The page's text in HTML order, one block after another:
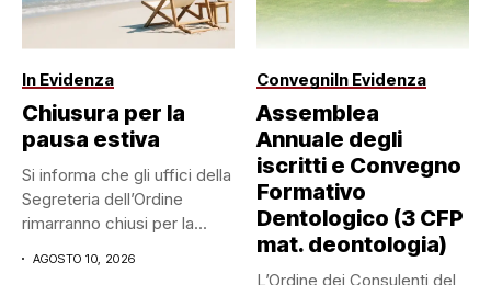
In Evidenza
Chiusura per la
pausa estiva
Si informa che gli uffici della
Segreteria dell’Ordine
rimarranno chiusi per la...
AGOSTO 10, 2026
ConvegniIn Evidenza
Assemblea
Annuale degli
iscritti e Convegno
Formativo
Dentologico (3 CFP
mat. deontologia)
L’Ordine dei Consulenti del